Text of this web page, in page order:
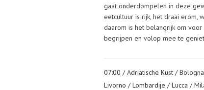
gaat onderdompelen in deze
eetcultuur is rijk, het draai erom,
daarom is het belangrijk om
begrijpen en volop mee te
07:00 /Adriatische Kust /Bologna
Livorno /Lombardije /Lucca /